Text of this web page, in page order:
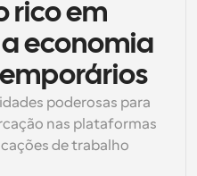
rico em
economia
poderosas para
nas plataformas
de trabalho